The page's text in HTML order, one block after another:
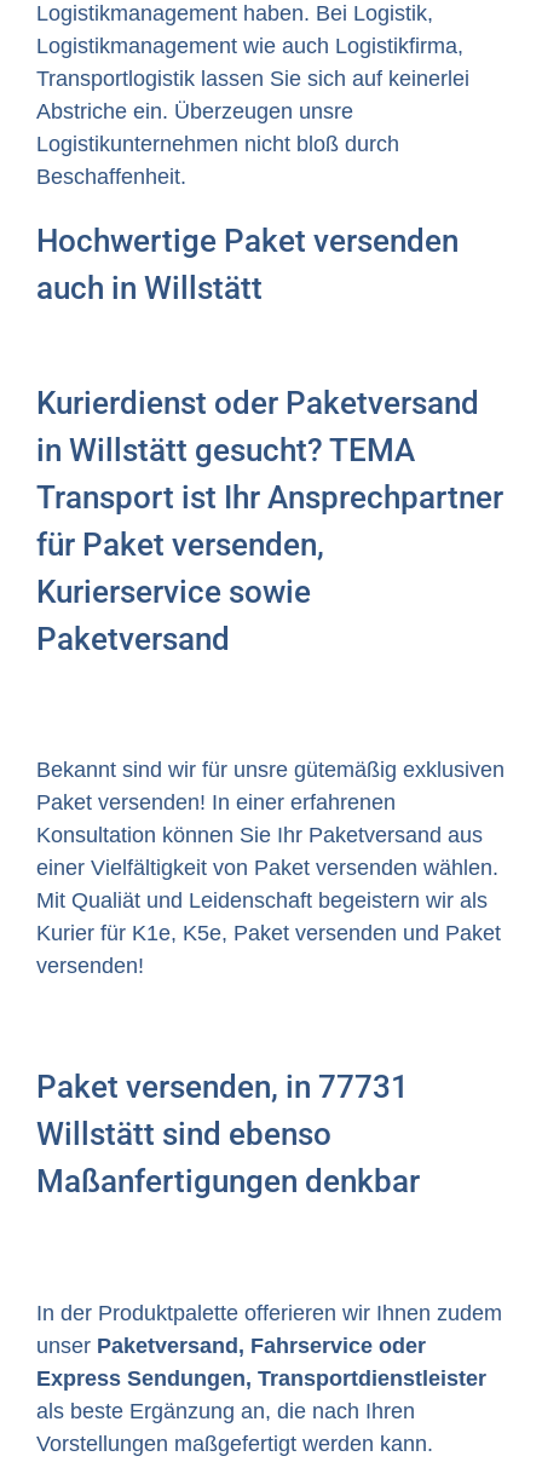
Logistikmanagement haben. Bei Logistik,
Logistikmanagement wie auch Logistikfirma,
Transportlogistik lassen Sie sich auf keinerlei
Abstriche ein. Überzeugen unsre
Logistikunternehmen nicht bloß durch
Beschaffenheit.
Hochwertige Paket versenden
auch in Willstätt
Kurierdienst oder Paketversand
in Willstätt gesucht? TEMA
Transport ist Ihr Ansprechpartner
für Paket versenden,
Kurierservice sowie
Paketversand
Bekannt sind wir für unsre gütemäßig exklusiven
Paket versenden! In einer erfahrenen
Konsultation können Sie Ihr Paketversand aus
einer Vielfältigkeit von Paket versenden wählen.
Mit Qualiät und Leidenschaft begeistern wir als
Kurier für K1e, K5e, Paket versenden und Paket
versenden!
Paket versenden, in 77731
Willstätt sind ebenso
Maßanfertigungen denkbar
In der Produktpalette offerieren wir Ihnen zudem
unser Paketversand, Fahrservice oder
Express Sendungen, Transportdienstleister
als beste Ergänzung an, die nach Ihren
Vorstellungen maßgefertigt werden kann.